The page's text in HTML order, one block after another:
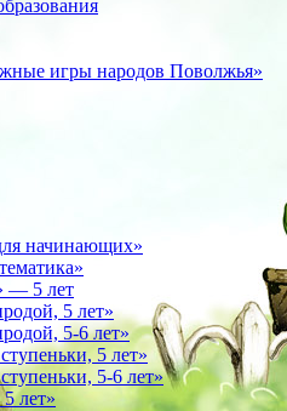
игры народов Поволжья»
начинающих»
— 5 лет
5 лет»
5-6 лет»
5 лет»
5-6 лет»
лет»